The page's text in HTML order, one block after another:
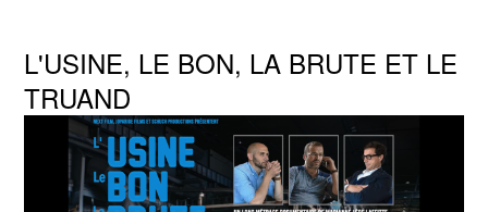
L'USINE, LE BON, LA BRUTE ET LE
TRUAND